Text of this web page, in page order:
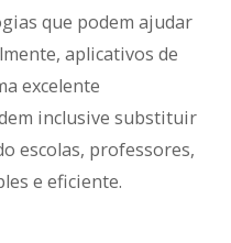
que podem ajudar
aplicativos de
excelente
inclusive substituir
escolas, professores,
e eficiente.